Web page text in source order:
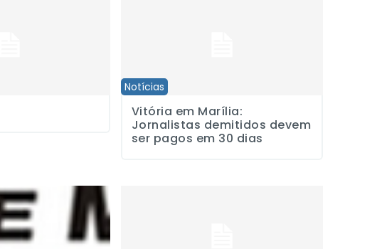
Notícias
Vitória em Marília:
Jornalistas demitidos devem
ser pagos em 30 dias
grupo CMN de Marília para pagar demitidos